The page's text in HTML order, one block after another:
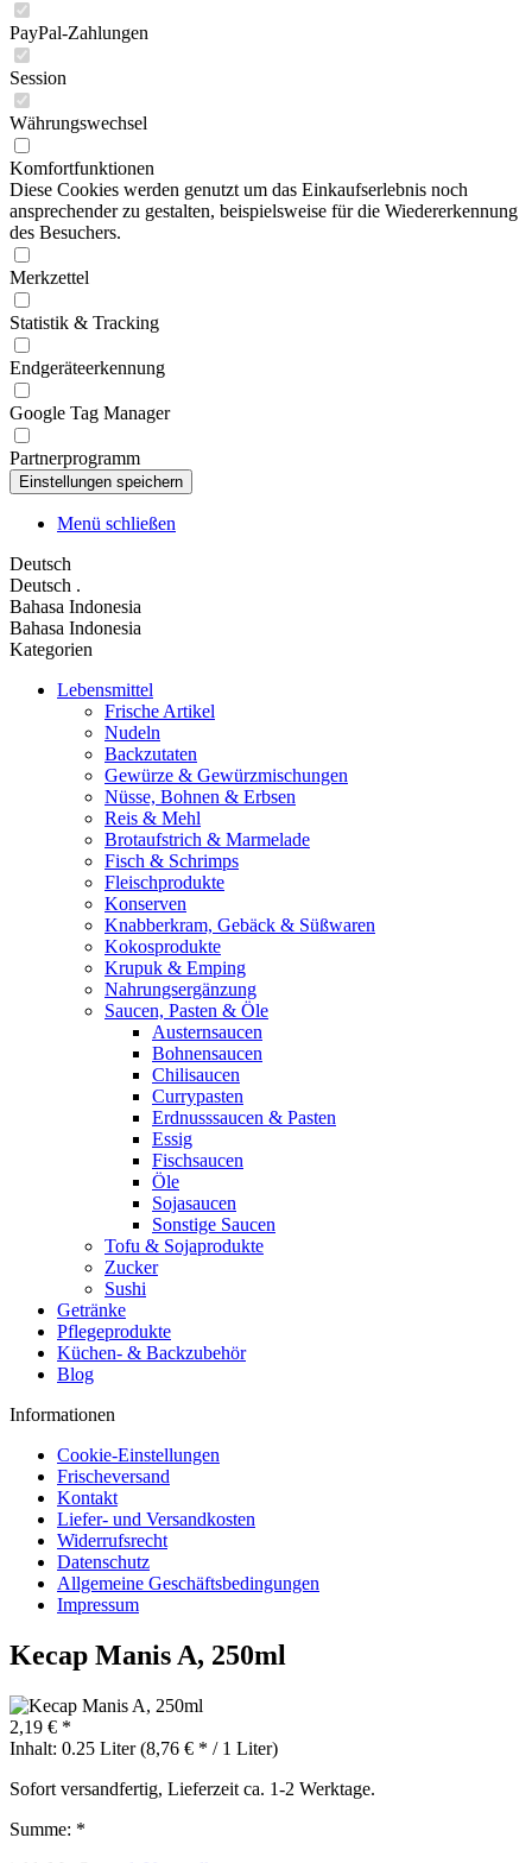
PayPal-Zahlungen
Session
Währungswechsel
Komfortfunktionen
Diese Cookies werden genutzt um das Einkaufserlebnis noch
ansprechender zu gestalten, beispielsweise für die Wiedererkennung
des Besuchers.
Merkzettel
Statistik & Tracking
Endgeräteerkennung
Google Tag Manager
Partnerprogramm
Menü schließen
Deutsch
Deutsch .
Bahasa Indonesia
Bahasa Indonesia
Kategorien
Lebensmittel
Frische Artikel
Nudeln
Backzutaten
Gewürze & Gewürzmischungen
Nüsse, Bohnen & Erbsen
Reis & Mehl
Brotaufstrich & Marmelade
Fisch & Schrimps
Fleischprodukte
Konserven
Knabberkram, Gebäck & Süßwaren
Kokosprodukte
Krupuk & Emping
Nahrungsergänzung
Saucen, Pasten & Öle
Austernsaucen
Bohnensaucen
Chilisaucen
Currypasten
Erdnusssaucen & Pasten
Essig
Fischsaucen
Öle
Sojasaucen
Sonstige Saucen
Tofu & Sojaprodukte
Zucker
Sushi
Getränke
Pflegeprodukte
Küchen- & Backzubehör
Blog
Informationen
Cookie-Einstellungen
Frischeversand
Kontakt
Liefer- und Versandkosten
Widerrufsrecht
Datenschutz
Allgemeine Geschäftsbedingungen
Impressum
Kecap Manis A, 250ml
2,19 € *
Inhalt: 0.25 Liter (8,76 € * / 1 Liter)
Sofort versandfertig, Lieferzeit ca. 1-2 Werktage.
Summe: *